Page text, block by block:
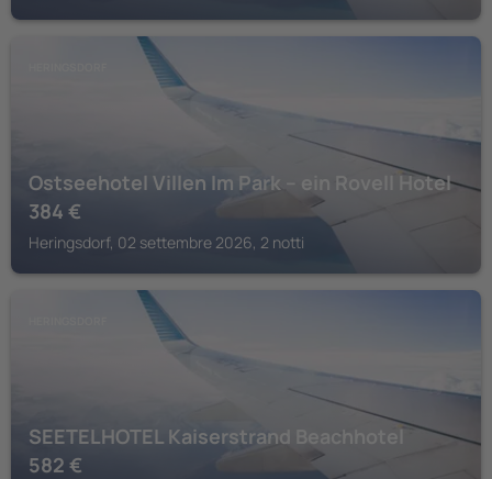
Ostseehotel Villen Im Park – ein Rovell Hotel
384 €
Heringsdorf, 02 settembre 2026, 2 notti
SEETELHOTEL Kaiserstrand Beachhotel
582 €